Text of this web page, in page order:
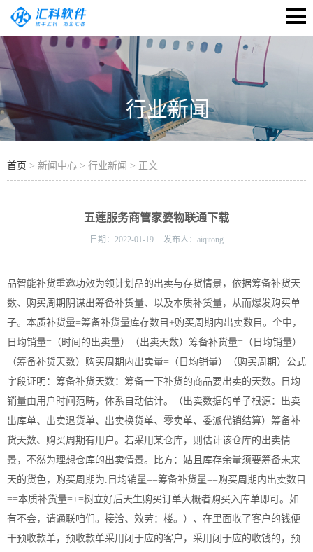
行业新闻
首页 > 新闻中心 > 行业新闻 > 正文
五莲服务商管家婆物联通下载
日期： 2022-01-19 发布人： aiqitong
品智能补货重邀功效为领计划品的出卖与存货情景，依据筹备补货天
数、购买周期阴谋出筹备补货量、以及本质补货量，从而爆发购买单
子。本质补货量=筹备补货量库存数目+购买周期内出卖数目。个中，
日均销量=（时间的出卖量）（出卖天数）筹备补货量=（日均销量）
（筹备补货天数）购买周期内出卖量=（日均销量）（购买周期）公式
字段证明：筹备补货天数：筹备一下补货的商品要出卖的天数。日均
销量由用户时间范畴，体系自动估计。（出卖数据的单子根源：出卖
出库单、出卖退货单、出卖换货单、零卖单、委派代销结算）筹备补
货天数、购买周期有用户。若采用某仓库，则估计该仓库的出卖情
景，不然为理想仓库的出卖情景。比方：姑且库存余量须要筹备未来
天的货色，购买周期为.日均销量==筹备补货量==购买周期内出卖数目
==本质补货量=+=树立好后天生购买订单大概者购买入库单即可。如
有不会，请通联咱们。接洽、效劳：楼。）、在里面收了客户的钱便
干预收款单，预收款单采用闭于应的客户，采用闭于应的收钱的，预